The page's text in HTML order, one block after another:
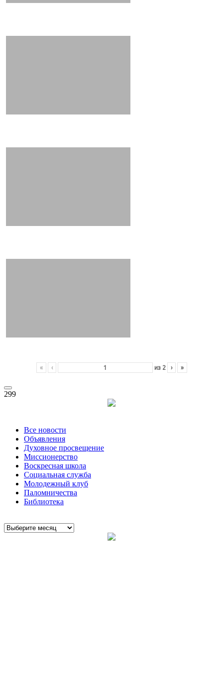
« ‹ из 2 › »
299
Все новости
Объявления
Духовное просвещение
Миссионерство
Воскресная школа
Социальная служба
Молодежный клуб
Паломничества
Библиотека